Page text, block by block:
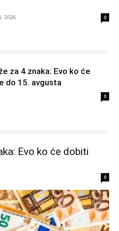
2026 0
za 4 znaka: Evo ko će
do 15. avgusta
0
Evo ko će dobiti
0